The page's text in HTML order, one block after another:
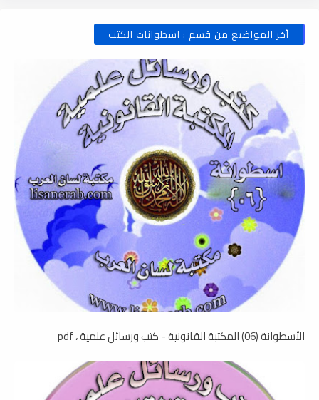
أخر المواضيع من قسم : اسطوانات الكتب
الأسطوانة (06) المكتبة القانونية - كتب ورسائل علمية ، pdf